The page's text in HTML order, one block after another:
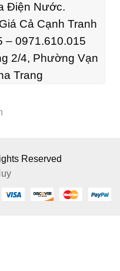
Điện Nước.
Cả Cạnh Tranh
– 0971.610.015
2/4, Phường Vạn
Trang
Reserved